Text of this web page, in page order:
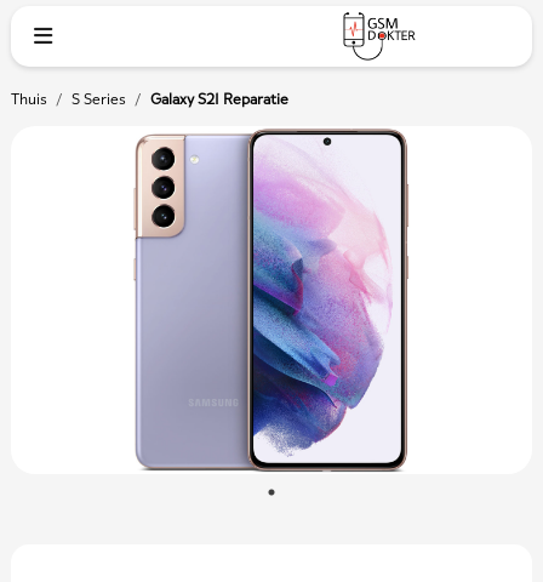
Thuis / S Series / Galaxy S21 Reparatie